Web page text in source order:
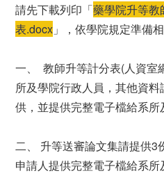
請先下載列印「藥學院升等
表.docx 」，依學院規定準備
一、 教師升等計分表(人資室
所及學院行政人員，其他資
供，並提供完整電子檔給系所
二、 升等送審論文集請提供3
申請人提供完整電子檔給系所